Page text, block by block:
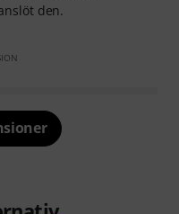
den.